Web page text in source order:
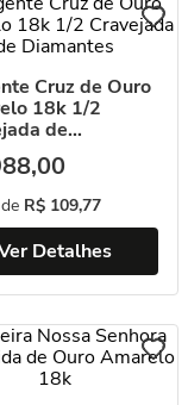
Cruz de Ouro
18k 1/2
de
,00
R$ 109,77
Detalhes